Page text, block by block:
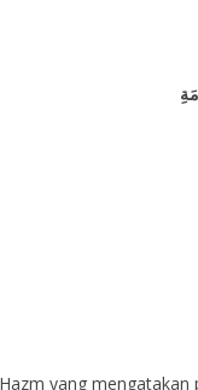
yang mengatakan